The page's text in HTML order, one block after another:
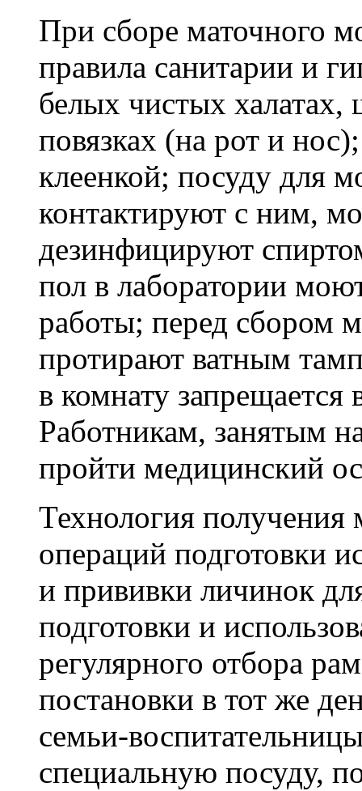
При сборе маточного
правила санитарии и
белых чистых халатах,
повязках (на рот и
клеенкой; посуду для
контактируют с ним,
дезинфицируют
пол в лаборатории
работы; перед сбором
протирают ватным
в комнату
Работникам, занятым
пройти медицинский
Технология получения
операций подготовки
и прививки личинок
подготовки и
регулярного отбора
постановки в тот же
семьи-
специальную посуду,